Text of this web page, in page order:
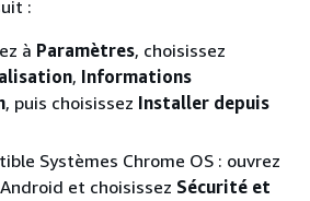
:
à Paramètres, choisissez
, Informations
, puis choisissez Installer depuis
Systèmes Chrome OS : ouvrez
et choisissez Sécurité et